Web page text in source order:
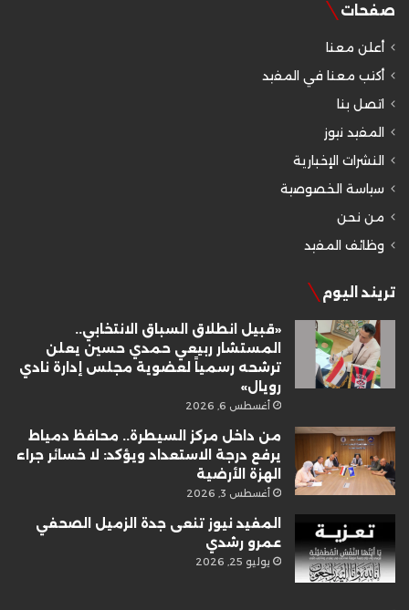
صفحات
أعلن معنا
أكتب معنا في المفيد
اتصل بنا
المفيد نيوز
النشرات الإخبارية
سياسة الخصوصية
من نحن
وظائف المفيد
تريند اليوم
«قبيل انطلاق السباق الانتخابي..
المستشار ربيعي حمدي حسين يعلن
ترشحه رسمياً لعضوية مجلس إدارة نادي
رويال»
أغسطس 6, 2026
من داخل مركز السيطرة.. محافظ دمياط
يرفع درجة الاستعداد ويؤكد: لا خسائر جراء
الهزة الأرضية
أغسطس 3, 2026
المفيد نيوز تنعى جدة الزميل الصحفي
عمرو رشدي
يوليو 25, 2026